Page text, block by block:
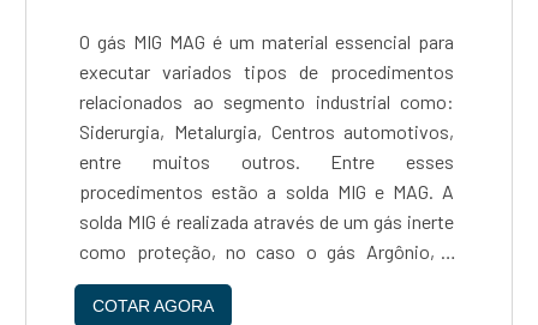
O gás MIG MAG é um material essencial para
executar variados tipos de procedimentos
relacionados ao segmento industrial como:
Siderurgia, Metalurgia, Centros automotivos,
entre muitos outros. Entre esses
procedimentos estão a solda MIG e MAG. A
solda MIG é realizada através de um gás inerte
como proteção, no caso o gás Argônio, a
solda MAG por outro lado utiliza como gás de
proteção o dióxido de carbono. Em ambos os
COTAR AGORA